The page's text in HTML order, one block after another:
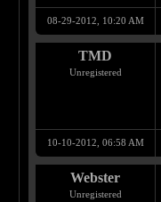
08-29-2012, 10:20 AM
TMD
Unregistered
10-10-2012, 06:58 AM
Webster
Unregistered